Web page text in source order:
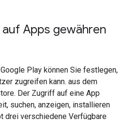
Apps gewähren
Play können Sie festlegen,
zugreifen kann. aus dem
Der Zugriff auf eine App
suchen, anzeigen, installieren
drei verschiedene Verfügbare